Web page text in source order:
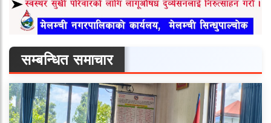
सम्बन्धित समाचार